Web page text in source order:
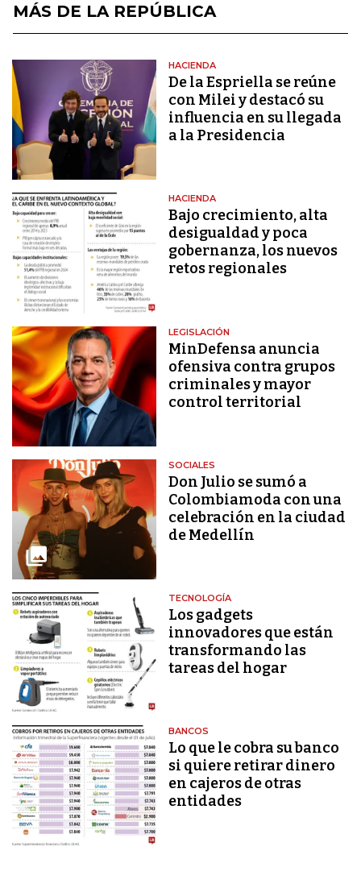
MÁS DE LA REPÚBLICA
HACIENDA
De la Espriella se reúne
con Milei y destacó su
influencia en su llegada
a la Presidencia
HACIENDA
Bajo crecimiento, alta
desigualdad y poca
gobernanza, los nuevos
retos regionales
LEGISLACIÓN
MinDefensa anuncia
ofensiva contra grupos
criminales y mayor
control territorial
SOCIALES
Don Julio se sumó a
Colombiamoda con una
celebración en la ciudad
de Medellín
TECNOLOGÍA
Los gadgets
innovadores que están
transformando las
tareas del hogar
BANCOS
Lo que le cobra su banco
si quiere retirar dinero
en cajeros de otras
entidades